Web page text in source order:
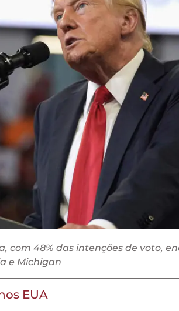
com 48% das intenções de voto,
e Michigan
EUA